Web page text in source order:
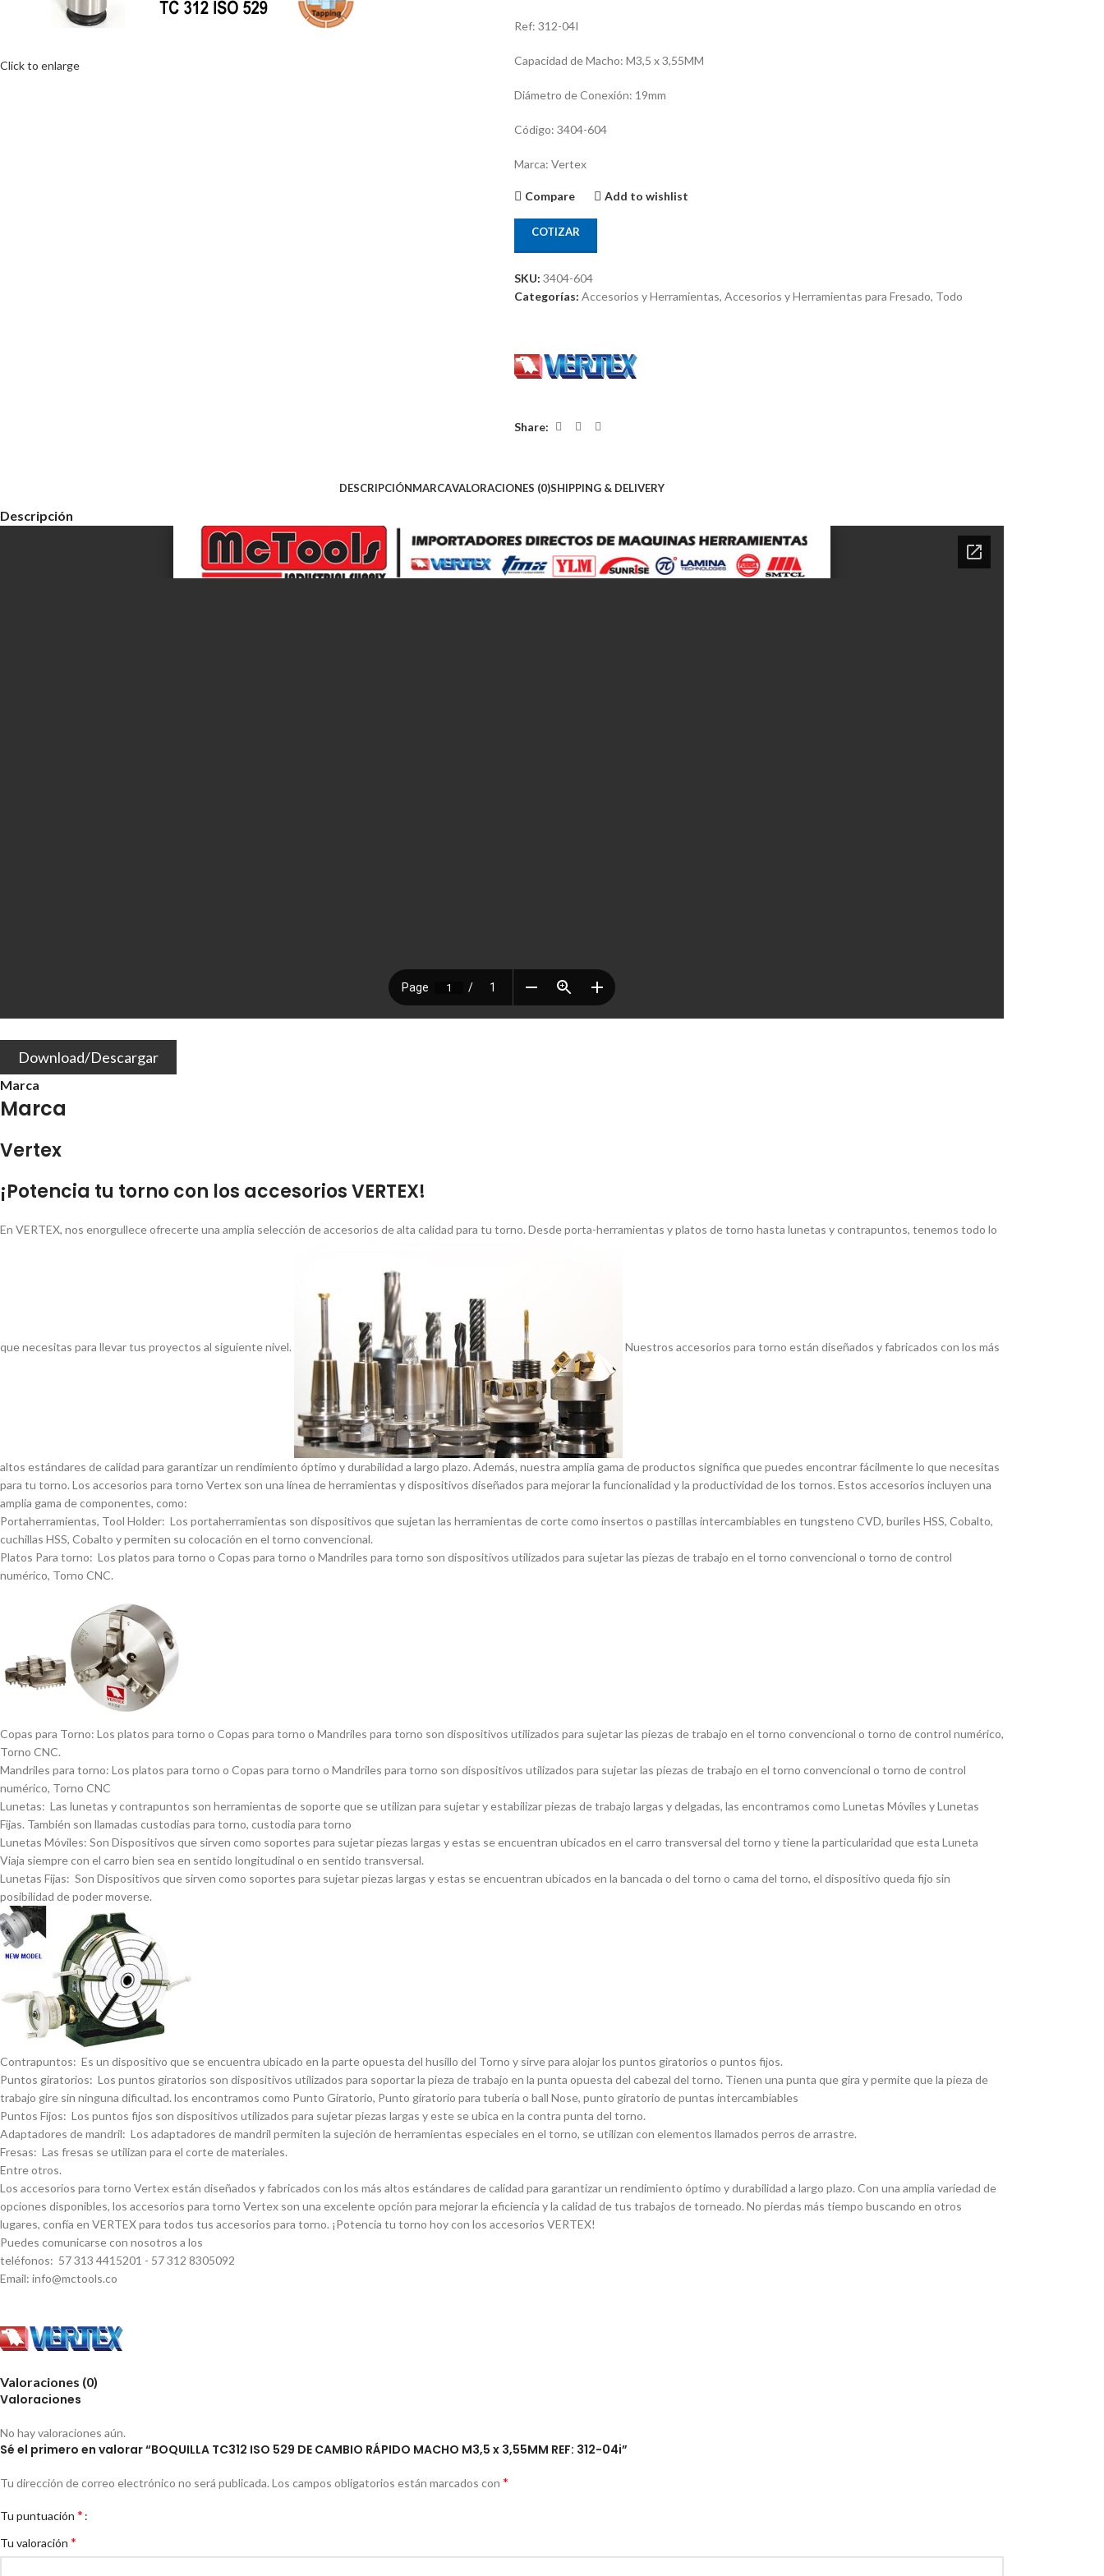
Click to enlarge
Ref: 312-04I
Capacidad de Macho: M3,5 x 3,55MM
Diámetro de Conexión: 19mm
Código: 3404-604
Marca: Vertex
Compare Add to wishlist
COTIZAR
SKU: 3404-604
Categorías: Accesorios y Herramientas, Accesorios y Herramientas para Fresado, Todo
Share:
DESCRIPCIÓNMARCAVALORACIONES (0)SHIPPING & DELIVERY
Descripción
Download/Descargar
Marca
Marca
Vertex
¡Potencia tu torno con los accesorios VERTEX!
En VERTEX, nos enorgullece ofrecerte una amplia selección de accesorios de alta calidad para tu torno. Desde porta-herramientas y platos de torno hasta lunetas y contrapuntos, tenemos todo lo
que necesitas para llevar tus proyectos al siguiente nivel. Nuestros accesorios para torno están diseñados y fabricados con los más
altos estándares de calidad para garantizar un rendimiento óptimo y durabilidad a largo plazo. Además, nuestra amplia gama de productos significa que puedes encontrar fácilmente lo que necesitas
para tu torno. Los accesorios para torno Vertex son una lí­nea de herramientas y dispositivos diseñados para mejorar la funcionalidad y la productividad de los tornos. Estos accesorios incluyen una
amplia gama de componentes, como:
Portaherramientas, Tool Holder: Los portaherramientas son dispositivos que sujetan las herramientas de corte como insertos o pastillas intercambiables en tungsteno CVD, buriles HSS, Cobalto,
cuchillas HSS, Cobalto y permiten su colocación en el torno convencional.
Platos Para torno: Los platos para torno o Copas para torno o Mandriles para torno son dispositivos utilizados para sujetar las piezas de trabajo en el torno convencional o torno de control
numérico, Torno CNC.
Copas para Torno: Los platos para torno o Copas para torno o Mandriles para torno son dispositivos utilizados para sujetar las piezas de trabajo en el torno convencional o torno de control numérico,
Torno CNC.
Mandriles para torno: Los platos para torno o Copas para torno o Mandriles para torno son dispositivos utilizados para sujetar las piezas de trabajo en el torno convencional o torno de control
numérico, Torno CNC
Lunetas: Las lunetas y contrapuntos son herramientas de soporte que se utilizan para sujetar y estabilizar piezas de trabajo largas y delgadas, las encontramos como Lunetas Móviles y Lunetas
Fijas. También son llamadas custodias para torno, custodia para torno
Lunetas Móviles: Son Dispositivos que sirven como soportes para sujetar piezas largas y estas se encuentran ubicados en el carro transversal del torno y tiene la particularidad que esta Luneta
Viaja siempre con el carro bien sea en sentido longitudinal o en sentido transversal.
Lunetas Fijas: Son Dispositivos que sirven como soportes para sujetar piezas largas y estas se encuentran ubicados en la bancada o del torno o cama del torno, el dispositivo queda fijo sin
posibilidad de poder moverse.
Contrapuntos: Es un dispositivo que se encuentra ubicado en la parte opuesta del husillo del Torno y sirve para alojar los puntos giratorios o puntos fijos.
Puntos giratorios: Los puntos giratorios son dispositivos utilizados para soportar la pieza de trabajo en la punta opuesta del cabezal del torno. Tienen una punta que gira y permite que la pieza de
trabajo gire sin ninguna dificultad. los encontramos como Punto Giratorio, Punto giratorio para tuberí­a o ball Nose, punto giratorio de puntas intercambiables
Puntos Fijos: Los puntos fijos son dispositivos utilizados para sujetar piezas largas y este se ubica en la contra punta del torno.
Adaptadores de mandril: Los adaptadores de mandril permiten la sujeción de herramientas especiales en el torno, se utilizan con elementos llamados perros de arrastre.
Fresas: Las fresas se utilizan para el corte de materiales.
Entre otros.
Los accesorios para torno Vertex están diseñados y fabricados con los más altos estándares de calidad para garantizar un rendimiento óptimo y durabilidad a largo plazo. Con una amplia variedad de
opciones disponibles, los accesorios para torno Vertex son una excelente opción para mejorar la eficiencia y la calidad de tus trabajos de torneado. No pierdas más tiempo buscando en otros
lugares, confí­a en VERTEX para todos tus accesorios para torno. ¡Potencia tu torno hoy con los accesorios VERTEX!
Puedes comunicarse con nosotros a los
teléfonos: 57 313 4415201 - 57 312 8305092
Email: info@mctools.co
Valoraciones (0)
Valoraciones
No hay valoraciones aún.
Sé el primero en valorar “BOQUILLA TC312 ISO 529 DE CAMBIO RÁPIDO MACHO M3,5 x 3,55MM REF: 312-04i”
Tu dirección de correo electrónico no será publicada. Los campos obligatorios están marcados con *
Tu puntuación *
Tu valoración *